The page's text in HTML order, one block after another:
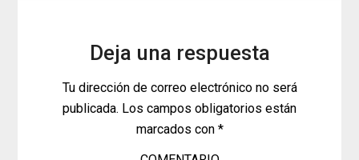
Deja una respuesta
Tu dirección de correo electrónico no será
publicada. Los campos obligatorios están
marcados con *